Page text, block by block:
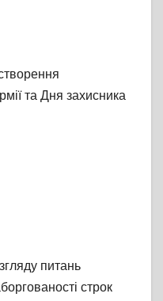
та Дня захисника
питань
строк